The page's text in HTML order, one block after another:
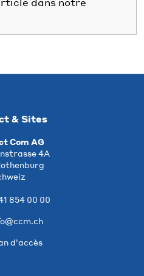
& Sites
Com AG
4A
854 00 00
d'accès